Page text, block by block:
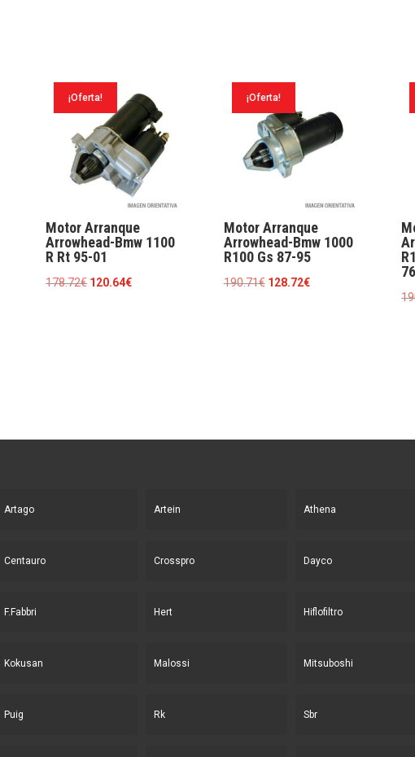
¡Oferta!
Motor Arranque
Arrowhead-Bmw 1100
R Rt 95-01
178.72€ El
120.64€El
¡Oferta!
Motor Arranque
Arrowhead-Bmw 1000
R100 Gs 87-95
190.71€ El
128.72€El
Artago Artein Athena
Centauro Crosspro Dayco
F.Fabbri Hert Hiflofiltro
Kokusan Malossi Mitsuboshi
Puig Rk Sbr